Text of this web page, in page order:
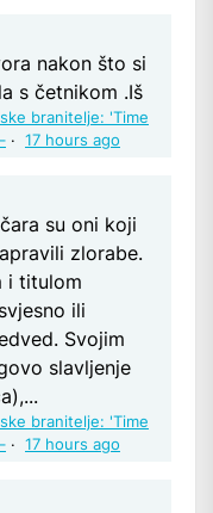
nakon što si
s četnikom .Iš
branitelje: 'Time
· 17 hours ago
su oni koji
zlorabe.
i titulom
ili
Svojim
slavljenje
branitelje: 'Time
· 17 hours ago